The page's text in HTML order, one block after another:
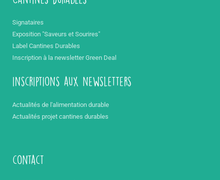
Signataires
Exposition "Saveurs et Sourires"
Label Cantines Durables
Inscription à la newsletter Green Deal
inscriptions aux newsletters
Actualités de l'alimentation durable
Actualités projet cantines durables
contact